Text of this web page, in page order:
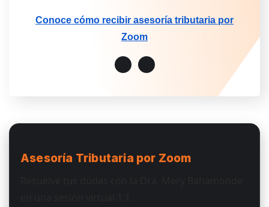
Conoce cómo recibir asesoría tributaria por
Zoom
Asesoría Tributaria por Zoom